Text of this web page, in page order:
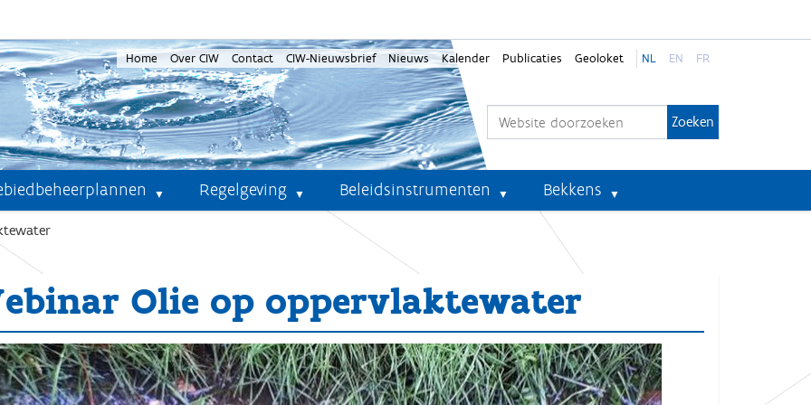
Home Over CIW Contact CIW-Nieuwsbrief Nieuws Kalender Publicaties Geoloket NL EN FR
Regelgeving Beleidsinstrumenten Bekkens
Olie op oppervlaktewater